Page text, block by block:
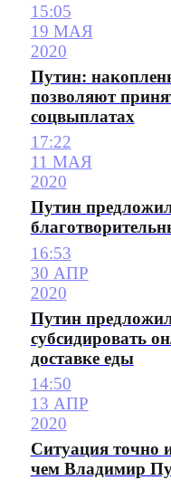
15:05
19 МАЯ
2020
Путин:
позволяют
соцвыплатах
17:22
11 МАЯ
2020
Путин
16:53
30 АПР
2020
Путин
субсидировать
доставке еды
14:50
13 АПР
2020
Ситуация точно
чем Владимир